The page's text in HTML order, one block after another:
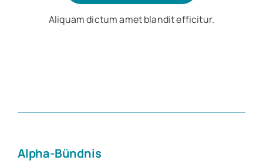
Aliquam dictum amet blandit efficitur.
Alpha-Bündnis